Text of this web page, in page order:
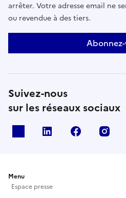
arrêter. Votre adresse email ne
ou revendue à des tiers.
Suivez-nous
sur les réseaux sociaux
Linkedin Facebook
Menu
Espace presse